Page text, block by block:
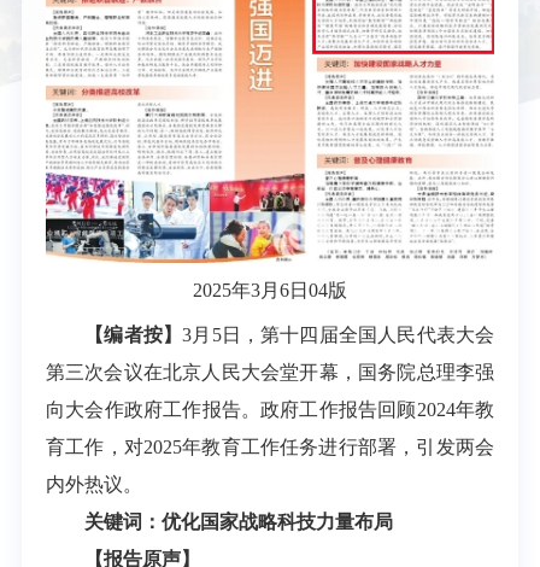
2025年3月6日04版
【编者按】3月5日，第十四届全国人民代表大会
第三次会议在北京人民大会堂开幕，国务院总理李强
向大会作政府工作报告。政府工作报告回顾2024年教
育工作，对2025年教育工作任务进行部署，引发两会
内外热议。
关键词：优化国家战略科技力量布局
【报告原声】